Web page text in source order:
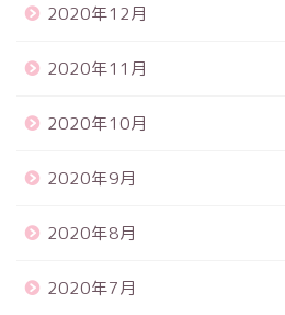
2020年12月
2020年11月
2020年10月
2020年9月
2020年8月
2020年7月